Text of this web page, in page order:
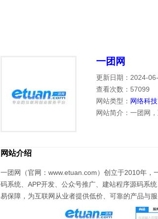
一团网
更新日期：2024-
查看次数：57099
网站类型： 网络科技
网站简介：一团网
网站介绍
一团网（官网：www.etuan.com）创立于2010年
码系统、APP开发、公众号推广、建站程序源码系
易保障，为互联网从业者提供低价、可靠的产品与服